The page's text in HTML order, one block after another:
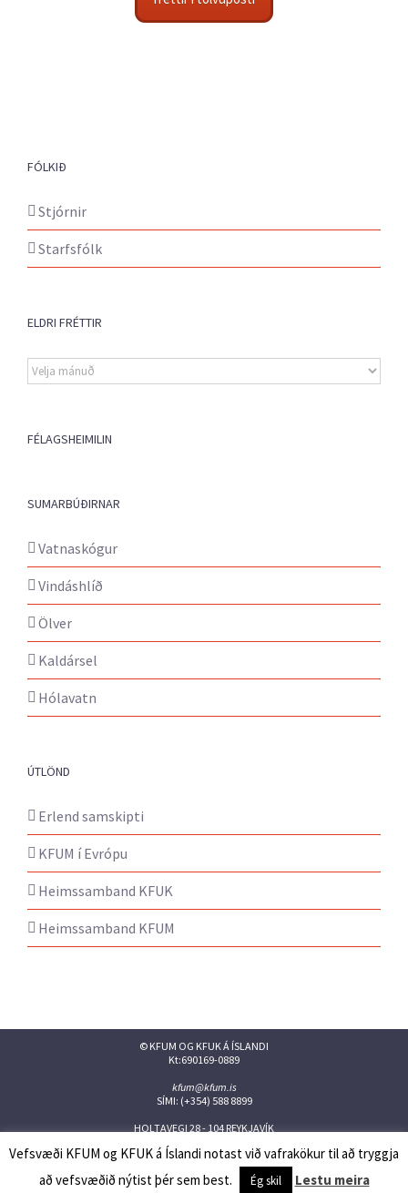
FÓLKIÐ
Stjórnir
Starfsfólk
ELDRI FRÉTTIR
Eldri
fréttir
FÉLAGSHEIMILIN
SUMARBÚÐIRNAR
Vatnaskógur
Vindáshlíð
Ölver
Kaldársel
Hólavatn
ÚTLÖND
Erlend samskipti
KFUM í Evrópu
Heimssamband KFUK
Heimssamband KFUM
© KFUM OG KFUK Á ÍSLANDI
Kt:690169-0889
kfum@kfum.is
SÍMI: (+354) 588 8899
HOLTAVEGI 28 - 104 REYKJAVÍK
Facebook
TwitterInstagram
Flickr YouTube
Issuu
Vefsvæði KFUM og KFUK á Íslandi notast við vafrakökur til að tryggja
að vefsvæðið nýtist þér sem best.
Ég skil Lestu meira